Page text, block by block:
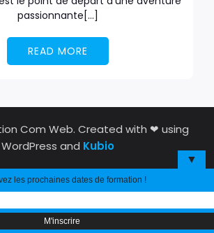
passionnante[…]
READ MORE
Com Web. Created with ❤ using
WordPress and Kubio
▼
les prochaines dates de formation !